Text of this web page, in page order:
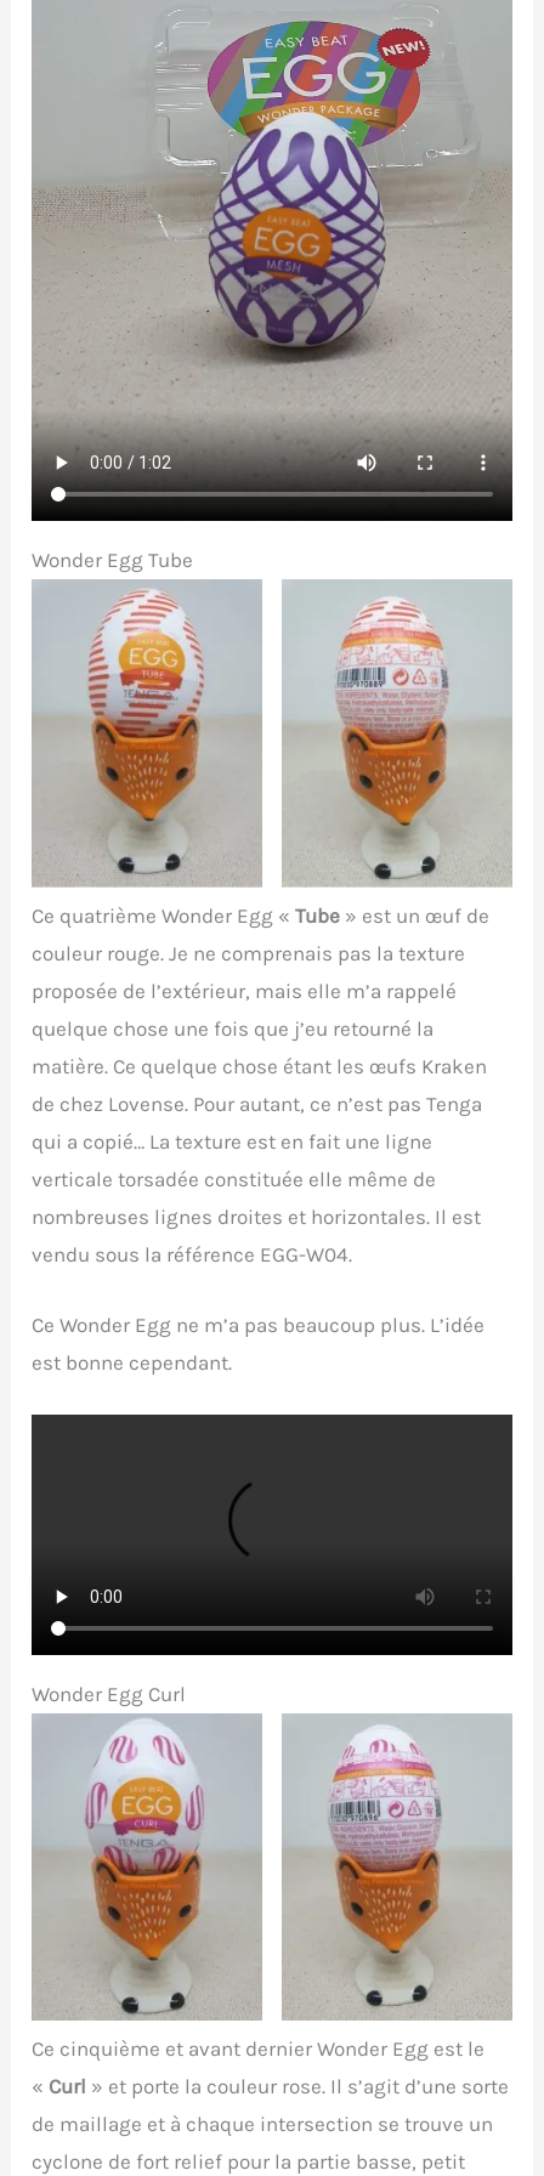
Wonder Egg Tube
Ce quatrième Wonder Egg «Tube » est un œuf de
couleur rouge. Je ne comprenais pas la texture
proposée de l’extérieur, mais elle m’a rappelé
quelque chose une fois que j’eu retourné la
matière. Ce quelque chose étant les œufs Kraken
de chez Lovense. Pour autant, ce n’est pas Tenga
qui a copié… La texture est en fait une ligne
verticale torsadée constituée elle même de
nombreuses lignes droites et horizontales. Il est
vendu sous la référence EGG-W04.
Ce Wonder Egg ne m’a pas beaucoup plus. L’idée
est bonne cependant.
Wonder Egg Curl
Ce cinquième et avant dernier Wonder Egg est le
« Curl » et porte la couleur rose. Il s’agit d’une sorte
de maillage et à chaque intersection se trouve un
cyclone de fort relief pour la partie basse, petit